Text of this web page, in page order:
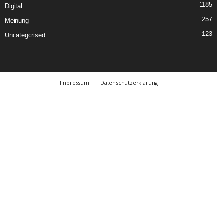
Digital 1185
Meinung 257
Uncategorised 123
Impressum
Datenschutzerklärung